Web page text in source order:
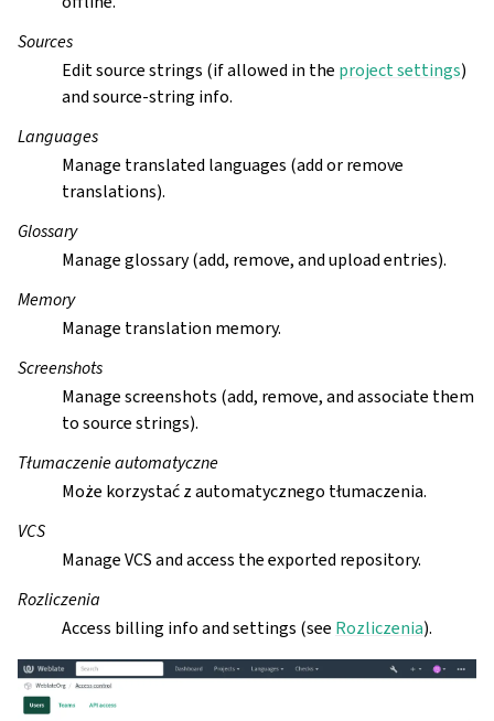
Sources
Edit source strings (if allowed in the project settings)
and source-string info.
Languages
Manage translated languages (add or remove
translations).
Glossary
Manage glossary (add, remove, and upload entries).
Memory
Manage translation memory.
Screenshots
Manage screenshots (add, remove, and associate them
to source strings).
Tłumaczenie automatyczne
Może korzystać z automatycznego tłumaczenia.
VCS
Manage VCS and access the exported repository.
Rozliczenia
Access billing info and settings (see Rozliczenia).